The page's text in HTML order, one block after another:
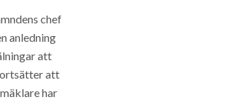
chef
anledning
att
att
har